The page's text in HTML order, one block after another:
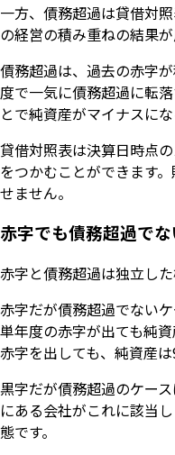
一方、債務超過は貸借対
の経営の積み重ねの結果が
債務超過は、過去の赤字
度で一気に債務超過に転
とで純資産がマイナスにな
貸借対照表は決算日時点
をつかむことができます
せません。
赤字でも債務超過で
赤字と債務超過は独立し
赤字だが債務超過でない
単年度の赤字が出ても純
赤字を出しても、純資産
黒字だが債務超過のケー
にある会社がこれに該当
態です。